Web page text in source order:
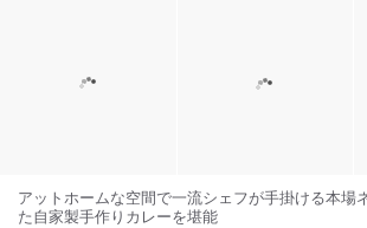
アットホームな空間で一流シェフが手掛ける本場
た自家製手作りカレーを堪能